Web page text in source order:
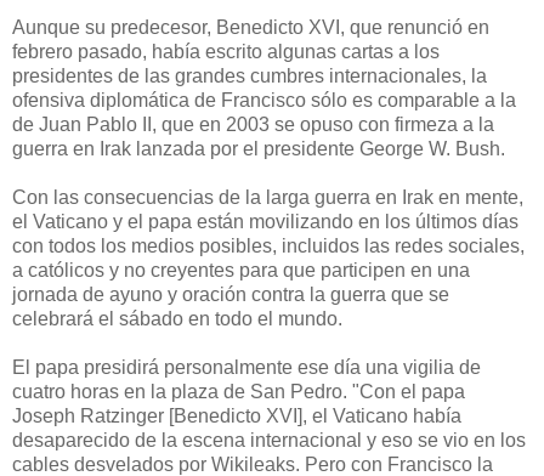
Aunque su predecesor, Benedicto XVI, que renunció en
febrero pasado, había escrito algunas cartas a los
presidentes de las grandes cumbres internacionales, la
ofensiva diplomática de Francisco sólo es comparable a la
de Juan Pablo II, que en 2003 se opuso con firmeza a la
guerra en Irak lanzada por el presidente George W. Bush.
Con las consecuencias de la larga guerra en Irak en mente,
el Vaticano y el papa están movilizando en los últimos días
con todos los medios posibles, incluidos las redes sociales,
a católicos y no creyentes para que participen en una
jornada de ayuno y oración contra la guerra que se
celebrará el sábado en todo el mundo.
El papa presidirá personalmente ese día una vigilia de
cuatro horas en la plaza de San Pedro. "Con el papa
Joseph Ratzinger [Benedicto XVI], el Vaticano había
desaparecido de la escena internacional y eso se vio en los
cables desvelados por Wikileaks. Pero con Francisco la